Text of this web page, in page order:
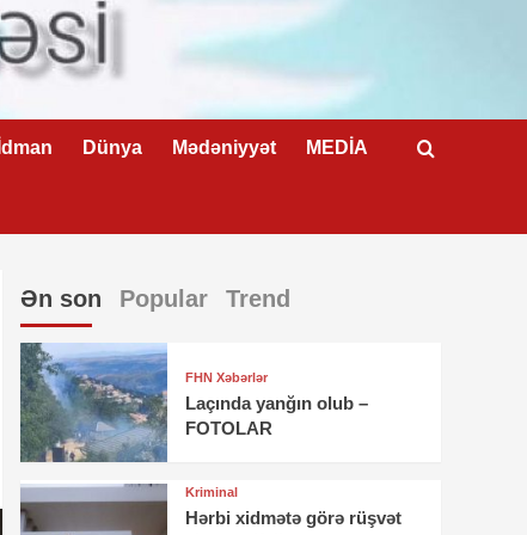
İdman Dünya Mədəniyyət MEDİA
Ən son Popular Trend
FHN Xəbərlər
Laçında yanğın olub –
FOTOLAR
Kriminal
Hərbi xidmətə görə rüşvət